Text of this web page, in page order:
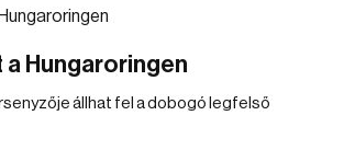
a Hungaroringen
állhat fel a dobogó legfelső